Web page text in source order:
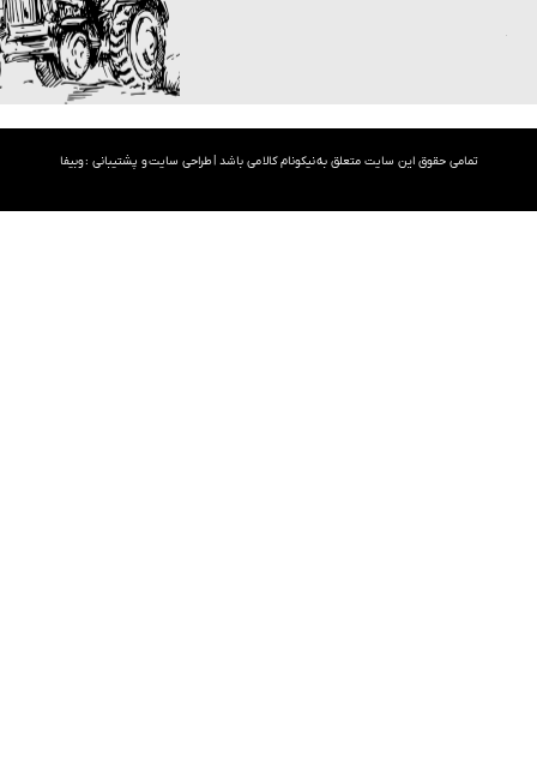
تمامی حقوق این سایت متعلق به نیکونام کالا می باشد |طراحی سایتو پشتیبانی :وبیفا